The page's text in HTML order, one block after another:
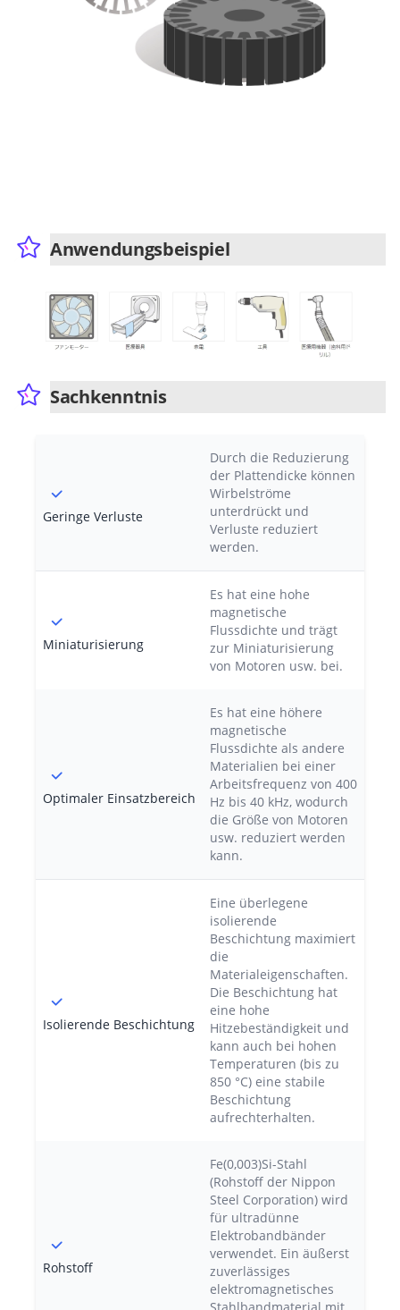
Anwendungsbeispiel
Sachkenntnis
Geringe Verluste
Durch die Reduzierung
der Plattendicke können
Wirbelströme
unterdrückt und
Verluste reduziert
werden.
Miniaturisierung
Es hat eine hohe
magnetische
Flussdichte und trägt
zur Miniaturisierung
von Motoren usw. bei.
Optimaler Einsatzbereich
Es hat eine höhere
magnetische
Flussdichte als andere
Materialien bei einer
Arbeitsfrequenz von 400
Hz bis 40 kHz, wodurch
die Größe von Motoren
usw. reduziert werden
kann.
Isolierende Beschichtung
Eine überlegene
isolierende
Beschichtung maximiert
die
Materialeigenschaften.
Die Beschichtung hat
eine hohe
Hitzebeständigkeit und
kann auch bei hohen
Temperaturen (bis zu
850 °C) eine stabile
Beschichtung
aufrechterhalten.
Rohstoff
Fe(0,003)Si-Stahl
(Rohstoff der Nippon
Steel Corporation) wird
für ultradünne
Elektrobandbänder
verwendet. Ein äußerst
zuverlässiges
elektromagnetisches